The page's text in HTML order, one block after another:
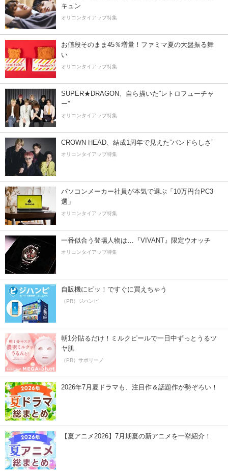
キュン
オリコンタイアップ特集
お値段そのまま45％増量！ファミマ夏の大盤振る舞
い
オリコンタイアップ特集
SUPER★DRAGON、自ら描いた”レトロフューチャ
ー”
オリコンタイアップ特集
CROWN HEAD、結成1周年で見えた”バンドらしさ”
オリコンタイアップ特集
パソコンメーカー社員が本気で選ぶ「10万円台PC3
選」
オリコンタイアップ特集
一番似合う登場人物は…『VIVANT』限定ウオッチ
オリコンタイアップ特集
自販機にピッ！ですぐに買えちゃう
（PR）ジハンピ
朝1分貼るだけ！ミルクピールで一日中ずっとうるツ
ヤ肌
（PR）サボリーノ
2026年7月夏ドラマも、注目作＆話題作が勢ぞろい！
【夏アニメ2026】7月期夏の新アニメを一挙紹介！